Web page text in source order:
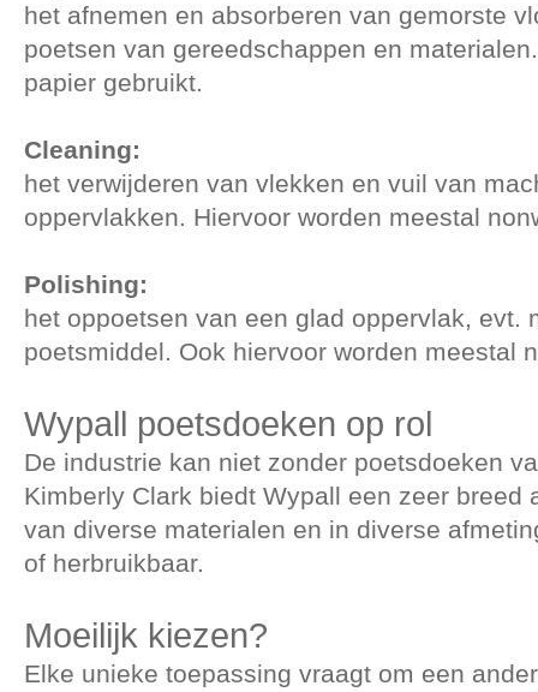
het afnemen en absorberen van gemorste
poetsen van gereedschappen en
papier gebruikt.
Cleaning:
het verwijderen van vlekken en vuil van
oppervlakken. Hiervoor worden meestal
Polishing:
het oppoetsen van een glad oppervlak, evt.
poetsmiddel. Ook hiervoor worden meestal
Wypall poetsdoeken op rol
De industrie kan niet zonder poetsdoeken
Kimberly Clark biedt Wypall een zeer breed
van diverse materialen en in diverse
of herbruikbaar.
Moeilijk kiezen?
Elke unieke toepassing vraagt om een